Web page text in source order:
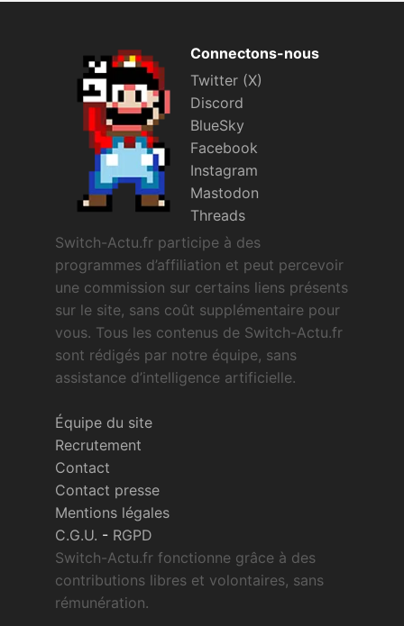
Connectons-nous
Twitter (X)
Discord
BlueSky
Facebook
Instagram
Mastodon
Threads
Switch-Actu.fr participe à des
programmes d’affiliation et peut percevoir
une commission sur certains liens présents
sur le site, sans coût supplémentaire pour
vous. Tous les contenus de Switch-Actu.fr
sont rédigés par notre équipe, sans
assistance d’intelligence artificielle.
Équipe du site
Recrutement
Contact
Contact presse
Mentions légales
C.G.U. - RGPD
Switch-Actu.fr fonctionne grâce à des
contributions libres et volontaires, sans
rémunération.